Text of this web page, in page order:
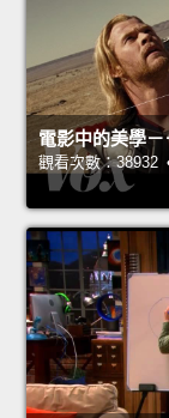
電影中的美學
觀看次數：38932